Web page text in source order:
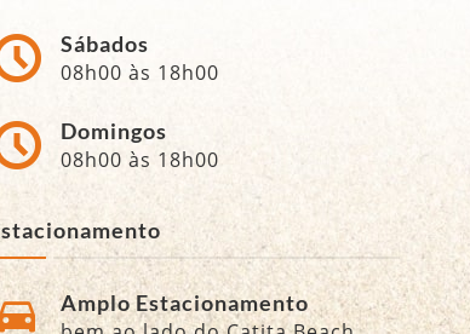
Sábados
08h00 às 18h00
Domingos
08h00 às 18h00
Amplo Estacionamento